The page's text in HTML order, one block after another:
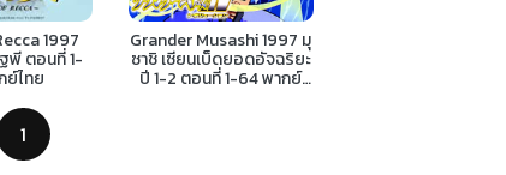
1997
พี ตอนที่ 1-
ย์ไทย
Grander Musashi 1997 มุ
ซาชิ เซียนเบ็ดยอดอัจฉริยะ
ปี 1-2 ตอนที่ 1-64 พากย์
1